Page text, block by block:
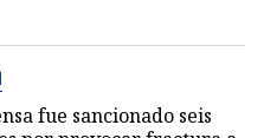
fue sancionado seis